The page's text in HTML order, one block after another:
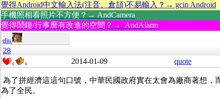
覺得Android中文輸入法(注音、倉頡)不易輸入？→ gcin Android
手機照相看照片不方便？→ AndCamera
覺得鬧鐘/行事曆有改進的空間？→ AndAlarm
eliu
28
0 0 2014-01-09 quote
為了拼經濟這這句口號，中華民國政府實在太會為廠商著想，
為了全民。